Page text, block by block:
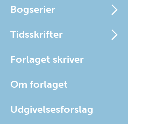
Bogserier
Tidsskrifter
Forlaget skriver
Om forlaget
Udgivelsesforslag